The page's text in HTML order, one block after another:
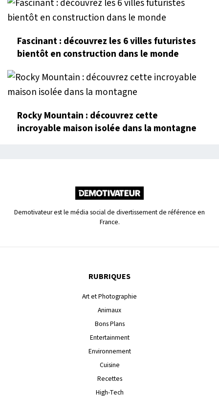
Fascinant : découvrez les 6 villes futuristes
bientôt en construction dans le monde
Rocky Mountain : découvrez cette
incroyable maison isolée dans la montagne
Demotivateur est le média social de divertissement de référence en
France.
RUBRIQUES
Art et Photographie
Animaux
Bons Plans
Entertainment
Environnement
Cuisine
Recettes
High-Tech